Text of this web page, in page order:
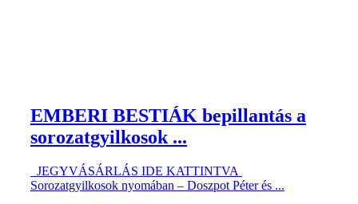
EMBERI BESTIÁK bepillantás a
sorozatgyilkosok ...
JEGYVÁSÁRLÁS IDE KATTINTVA
Sorozatgyilkosok nyomában – Doszpot Péter és ...